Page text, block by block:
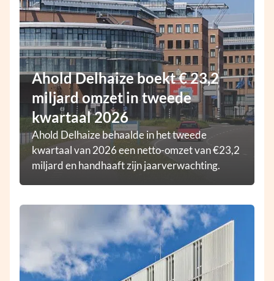
Ahold Delhaize boekt € 23,2
miljard omzet in tweede
kwartaal 2026
Ahold Delhaize behaalde in het tweede
kwartaal van 2026 een netto-omzet van €23,2
miljard en handhaaft zijn jaarverwachting.